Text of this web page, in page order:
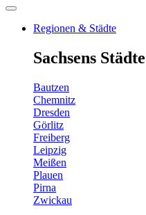
Regionen & Städte
Sachsens Städte
Bautzen
Chemnitz
Dresden
Görlitz
Freiberg
Leipzig
Meißen
Plauen
Pirna
Zwickau